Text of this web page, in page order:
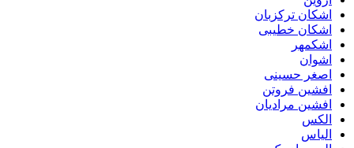
اشکان ترکزبان
اشکان خطیبی
اشکمهر
اشوان
اصغر حسینی
افشین فروتن
افشین مرادیان
الکس
الیاس